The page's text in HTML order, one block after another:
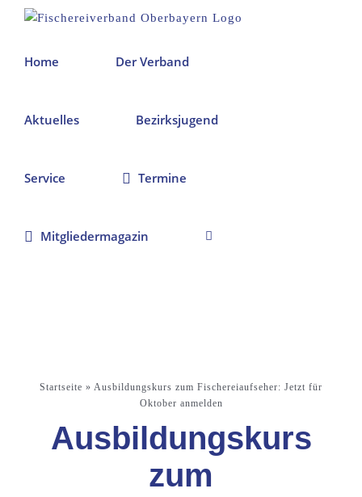
Zum
Home Der Verband
Aktuelles Bezirksjugend
Service Termine
Mitgliedermagazin
Startseite » Ausbildungskurs zum Fischereiaufseher: Jetzt für
Oktober anmelden
Ausbildungskurs
zum